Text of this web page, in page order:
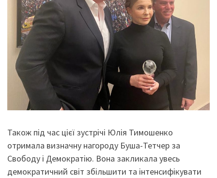
Також під час цієї зустрічі Юлія Тимошенко
отримала визначну нагороду Буша-Тетчер за
Свободу і Демократію. Вона закликала увесь
демократичний світ збільшити та інтенсифікувати